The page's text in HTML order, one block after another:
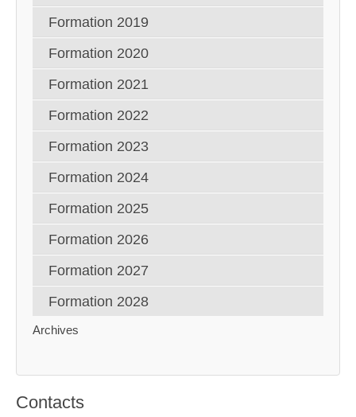
Formation 2019
Formation 2020
Formation 2021
Formation 2022
Formation 2023
Formation 2024
Formation 2025
Formation 2026
Formation 2027
Formation 2028
Archives
Contacts